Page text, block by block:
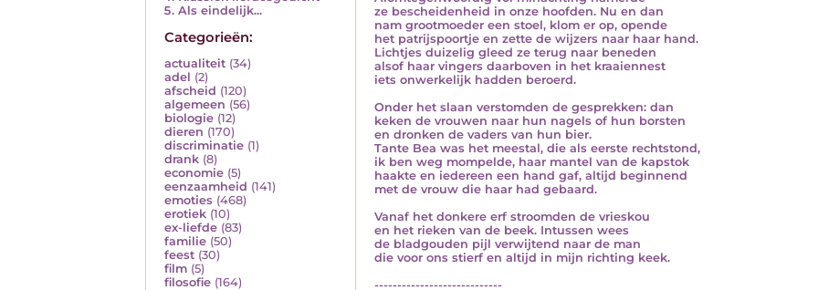
Als eindelijk...
Categorieën:
actualiteit (34)
adel (2)
afscheid (120)
algemeen (56)
biologie (12)
dieren (170)
discriminatie (1)
drank (8)
economie (5)
eenzaamheid (141)
emoties (468)
erotiek (10)
ex-liefde (83)
familie (50)
feest (30)
film (5)
filosofie (164)
ze bescheidenheid in onze hoofden. Nu en dan
nam grootmoeder een stoel, klom er op, opende
het patrijspoortje en zette de wijzers naar haar hand.
Lichtjes duizelig gleed ze terug naar beneden
alsof haar vingers daarboven in het kraaiennest
iets onwerkelijk hadden beroerd.
Onder het slaan verstomden de gesprekken: dan
keken de vrouwen naar hun nagels of hun borsten
en dronken de vaders van hun bier.
Tante Bea was het meestal, die als eerste rechtstond,
ik ben weg mompelde, haar mantel van de kapstok
haakte en iedereen een hand gaf, altijd beginnend
met de vrouw die haar had gebaard.
Vanaf het donkere erf stroomden de vrieskou
en het rieken van de beek. Intussen wees
de bladgouden pijl verwijtend naar de man
die voor ons stierf en altijd in mijn richting keek.
----------------------------